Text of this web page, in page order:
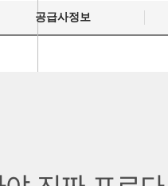
공급사정보